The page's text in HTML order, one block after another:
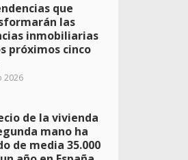
que
las
inmobiliarias
próximos cinco
2026
de la vivienda
mano ha
de media 35.000